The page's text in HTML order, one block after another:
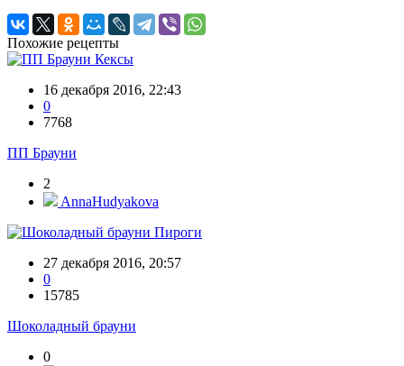
Похожие рецепты
Кексы
16 декабря 2016, 22:43
0
7768
ПП Брауни
2
AnnaHudyakova
Пироги
27 декабря 2016, 20:57
0
15785
Шоколадный брауни
0